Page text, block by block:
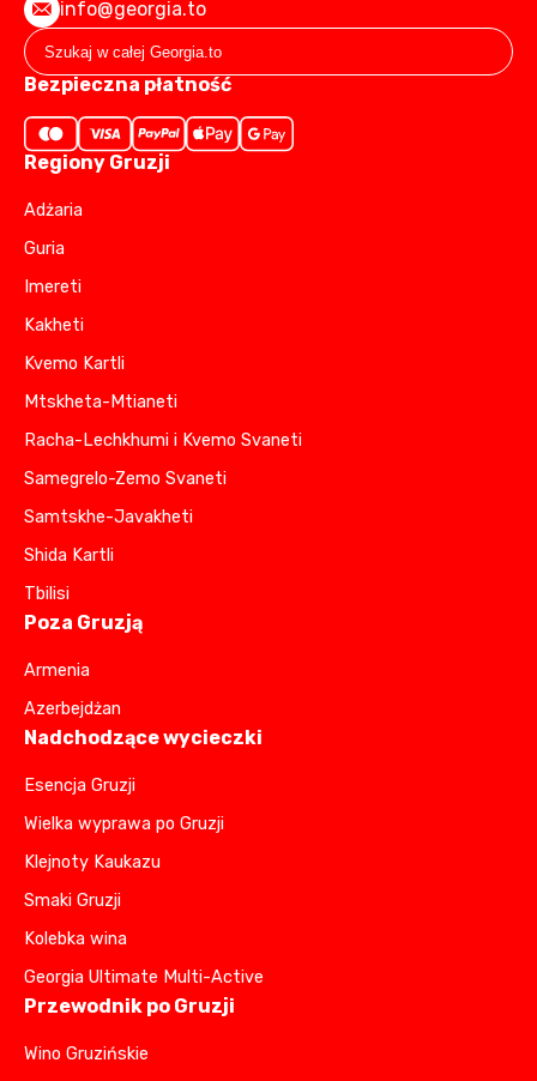
info@georgia.to
Bezpieczna płatność
Regiony Gruzji
Adżaria
Guria
Imereti
Kakheti
Kvemo Kartli
Mtskheta-Mtianeti
Racha-Lechkhumi i Kvemo Svaneti
Samegrelo-Zemo Svaneti
Samtskhe-Javakheti
Shida Kartli
Tbilisi
Poza Gruzją
Armenia
Azerbejdżan
Nadchodzące wycieczki
Esencja Gruzji
Wielka wyprawa po Gruzji
Klejnoty Kaukazu
Smaki Gruzji
Kolebka wina
Georgia Ultimate Multi-Active
Przewodnik po Gruzji
Wino Gruzińskie